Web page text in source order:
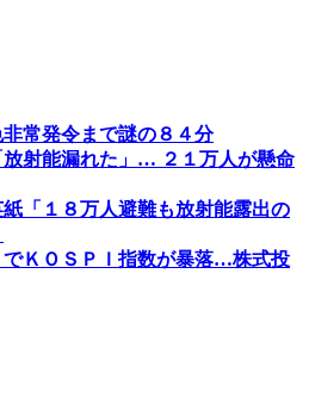
常発令まで謎の８４分
放射能漏れた」… ２１万人が懸命
「１８万人避難も放射能露出の
でＫＯＳＰＩ指数が暴落…株式投